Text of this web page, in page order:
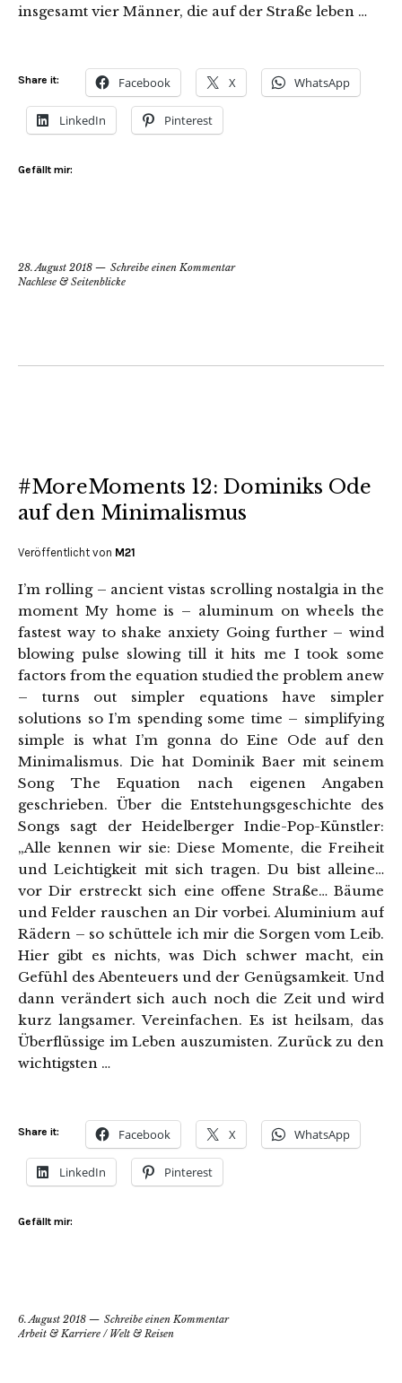
insgesamt vier Männer, die auf der Straße leben …
Share it: Facebook X WhatsApp
LinkedIn Pinterest
Gefällt mir:
28. August 2018
Schreibe einen Kommentar
Nachlese & Seitenblicke
#MoreMoments 12: Dominiks Ode
auf den Minimalismus
Veröffentlicht von M21
I’m rolling – ancient vistas scrolling nostalgia in the
moment My home is – aluminum on wheels the
fastest way to shake anxiety Going further – wind
blowing pulse slowing till it hits me I took some
factors from the equation studied the problem anew
– turns out simpler equations have simpler
solutions so I’m spending some time – simplifying
simple is what I’m gonna do Eine Ode auf den
Minimalismus. Die hat Dominik Baer mit seinem
Song The Equation nach eigenen Angaben
geschrieben. Über die Entstehungsgeschichte des
Songs sagt der Heidelberger Indie-Pop-Künstler:
„Alle kennen wir sie: Diese Momente, die Freiheit
und Leichtigkeit mit sich tragen. Du bist alleine…
vor Dir erstreckt sich eine offene Straße… Bäume
und Felder rauschen an Dir vorbei. Aluminium auf
Rädern – so schüttele ich mir die Sorgen vom Leib.
Hier gibt es nichts, was Dich schwer macht, ein
Gefühl des Abenteuers und der Genügsamkeit. Und
dann verändert sich auch noch die Zeit und wird
kurz langsamer. Vereinfachen. Es ist heilsam, das
Überflüssige im Leben auszumisten. Zurück zu den
wichtigsten …
Share it: Facebook X WhatsApp
LinkedIn Pinterest
Gefällt mir:
6. August 2018
Schreibe einen Kommentar
Arbeit & Karriere / Welt & Reisen